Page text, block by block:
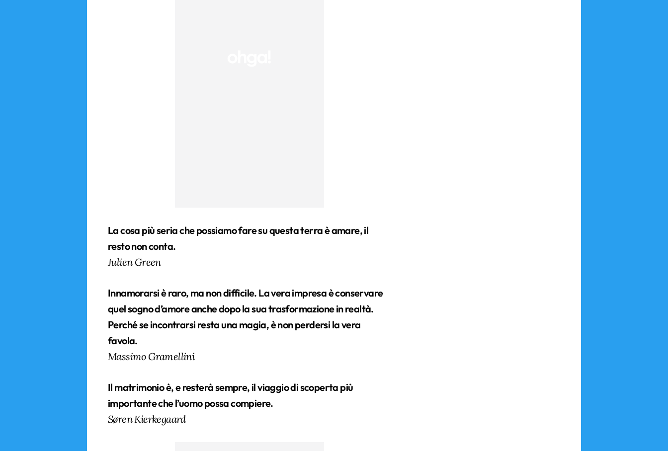
La cosa più seria che possiamo fare su questa terra è amare, il
resto non conta.
Julien Green
Innamorarsi è raro, ma non difficile. La vera impresa è conservare
quel sogno d’amore anche dopo la sua trasformazione in realtà.
Perché se incontrarsi resta una magia, è non perdersi la vera
favola.
Massimo Gramellini
Il matrimonio è, e resterà sempre, il viaggio di scoperta più
importante che l’uomo possa compiere.
Søren Kierkegaard